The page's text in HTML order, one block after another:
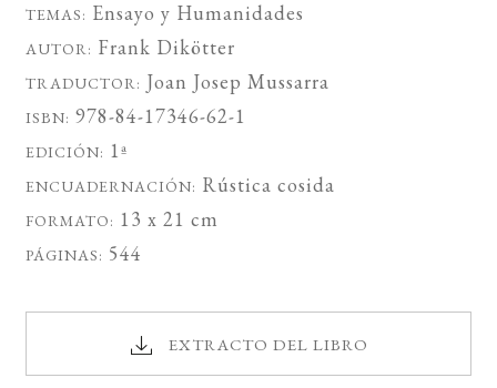
TEMAS: Ensayo y Humanidades
AUTOR: Frank Dikötter
TRADUCTOR: Joan Josep Mussarra
ISBN: 978-84-17346-62-1
EDICIÓN: 1ª
ENCUADERNACIÓN: Rústica cosida
FORMATO: 13 x 21 cm
PÁGINAS: 544
EXTRACTO DEL LIBRO